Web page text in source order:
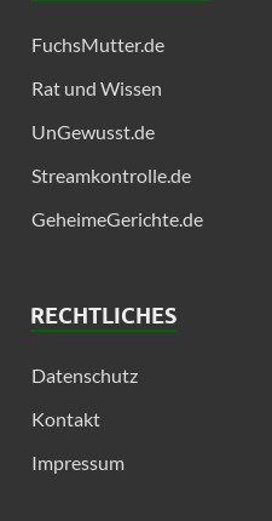
FuchsMutter.de
Rat und Wissen
UnGewusst.de
Streamkontrolle.de
GeheimeGerichte.de
RECHTLICHES
Datenschutz
Kontakt
Impressum